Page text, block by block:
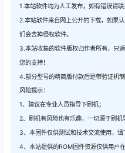
1.本站软件均为人工发布，如有错误请联
2.本站软件来自网上公开的下载，如果
们会去掉侵权软件。
3.本站收集的软件版权归作者所有，只
您的支持！
4.部分型号的精简版付款后是带验证机
风险提示：
1、建议在专业人员指导下刷机；
2、刷机有风险也有乐趣，一切源于刷机
3、本固件仅供测试和技术交流使用，请
4、本站提供的ROM固件资源仅供用户